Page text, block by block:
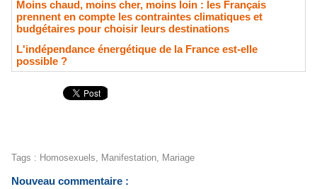
Moins chaud, moins cher, moins loin : les Français
prennent en compte les contraintes climatiques et
budgétaires pour choisir leurs destinations
L'indépendance énergétique de la France est-elle
possible ?
Tags : Homosexuels Manifestation Mariage
Nouveau commentaire :